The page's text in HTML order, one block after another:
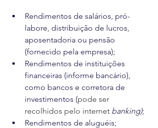
Rendimentos de salários, pró-
labore, distribuição de lucros,
aposentadoria ou pensão
(fornecido pela empresa);
Rendimentos de instituições
financeiras (informe bancário),
como bancos e corretora de
investimentos (pode ser
recolhidos pelo internet banking);
Rendimentos de aluguéis;